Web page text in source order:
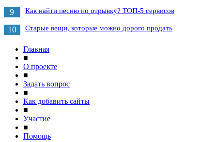
9 Как найти песню по отрывку? ТОП-5 сервисов
10 Старые вещи, которые можно дорого продать
Главная
■
О проекте
■
Задать вопрос
■
Как добавить сайты
■
Участие
■
Помощь